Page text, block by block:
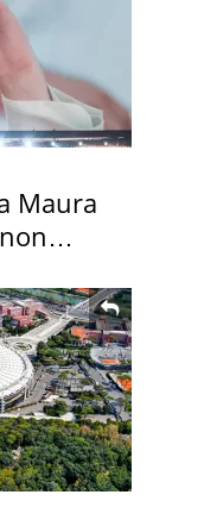
Maura